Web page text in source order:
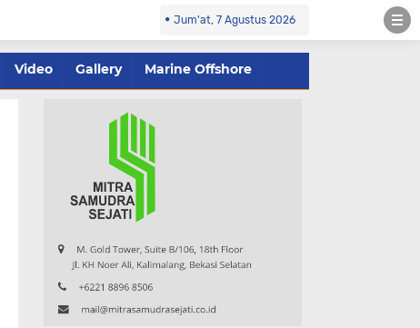
Jum'at, 7 Agustus 2026
Video Gallery Marine Offshore